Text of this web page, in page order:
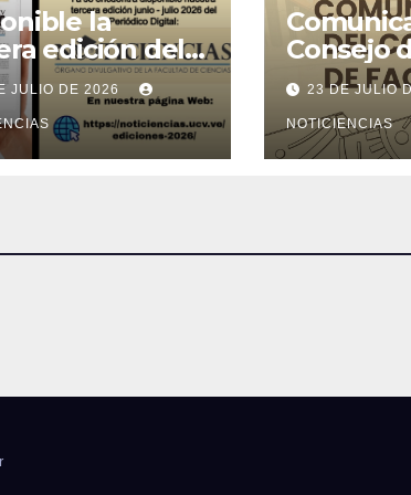
la
edición del
digital de
2026
JULIO DE 2026
Consejo
Facultad
23 DE JULIO
NOTICIENCIAS